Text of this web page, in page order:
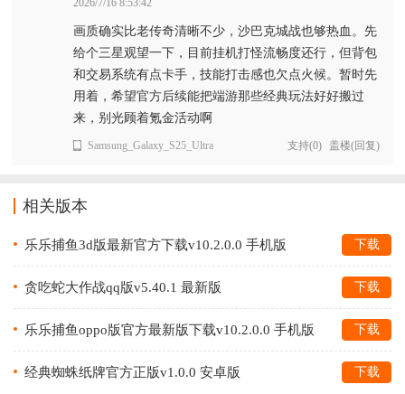
画质确实比老传奇清晰不少，沙巴克城战也够热血。先
给个三星观望一下，目前挂机打怪流畅度还行，但背包
和交易系统有点卡手，技能打击感也欠点火候。暂时先
用着，希望官方后续能把端游那些经典玩法好好搬过
来，别光顾着氪金活动啊
Samsung_Galaxy_S25_Ultra 支持(0) 盖楼(回复)
相关版本
乐乐捕鱼3d版最新官方下载v10.2.0.0 手机版 下载
贪吃蛇大作战qq版v5.40.1 最新版 下载
乐乐捕鱼oppo版官方最新版下载v10.2.0.0 手机版 下载
经典蜘蛛纸牌官方正版v1.0.0 安卓版 下载